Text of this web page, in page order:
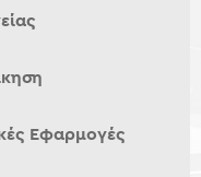
Εφαρμογές